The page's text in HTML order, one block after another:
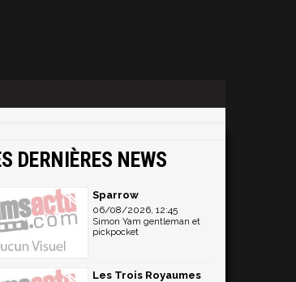
DERNIÈRES NEWS
Sparrow
06/08/2026, 12:45
Simon Yam gentleman et
pickpocket
Les Trois Royaumes